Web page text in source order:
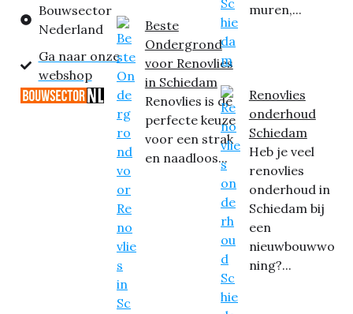
Bouwsector
Nederland
Ga naar onze
webshop
Beste
Ondergrond
voor Renovlies
in Schiedam
Renovlies is de
perfecte keuze
voor een strak
en naadloos...
muren,...
Renovlies
onderhoud
Schiedam
Heb je veel
renovlies
onderhoud in
Schiedam bij
een
nieuwbouwwo
ning?...